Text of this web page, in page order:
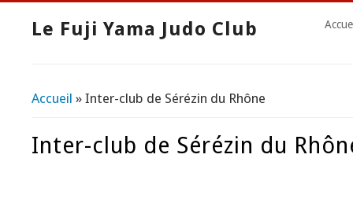
Le Fuji Yama Judo Club
Vous êtes ici
Accueil » Inter-club de Sérézin du Rhône
Inter-club de Sérézin du